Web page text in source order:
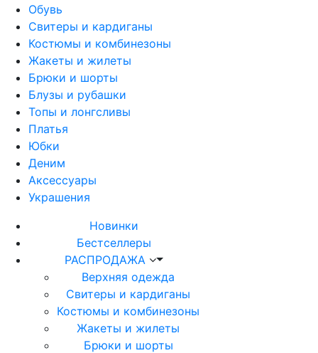
Обувь
Свитеры и кардиганы
Костюмы и комбинезоны
Жакеты и жилеты
Брюки и шорты
Блузы и рубашки
Топы и лонгсливы
Платья
Юбки
Деним
Аксессуары
Украшения
Новинки
Бестселлеры
РАСПРОДАЖА
Верхняя одежда
Свитеры и кардиганы
Костюмы и комбинезоны
Жакеты и жилеты
Брюки и шорты